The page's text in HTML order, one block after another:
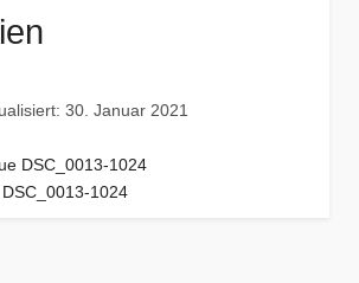
30. Januar 2021
1024